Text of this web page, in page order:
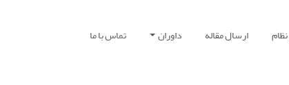
ارسال مقاله داوران تماس با ما